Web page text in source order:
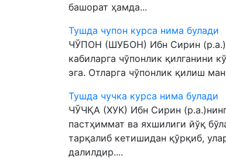
башорат ҳамда...
Тушда чупон курса нима булади
ЧЎПОН (ШУБОН) Ибн Сирин
кабиларга чўпонлик қилганини
эга. Отларга чўпонлик қилиш
Тушда чучка курса нима булади
ЧЎЧҚА (ХУК) Ибн Сирин
пастҳиммат ва яхшилиги йўқ
тарқалиб кетишидан қўрқиб,
далилдир....